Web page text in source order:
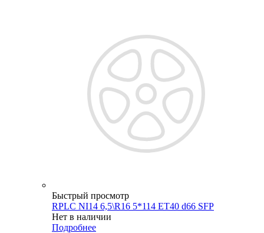
Быстрый просмотр
RPLC NI14 6,5\R16 5*114 ET40 d66 SFP
Нет в наличии
Подробнее